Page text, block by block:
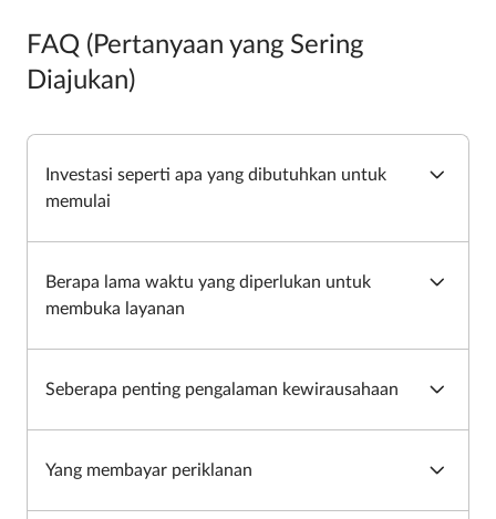
FAQ (Pertanyaan yang Sering
Diajukan)
Investasi seperti apa yang dibutuhkan untuk
memulai
Berapa lama waktu yang diperlukan untuk
membuka layanan
Seberapa penting pengalaman kewirausahaan
Yang membayar periklanan